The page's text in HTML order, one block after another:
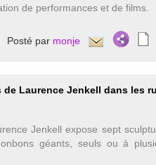
de performances et de films.
Posté par monje
Laurence Jenkell dans les
Jenkell expose sept
géants, seuls ou à